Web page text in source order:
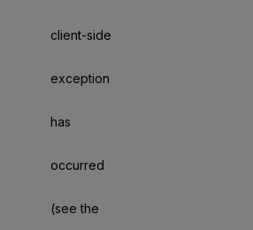
client-side
exception
has
occurred
(see the